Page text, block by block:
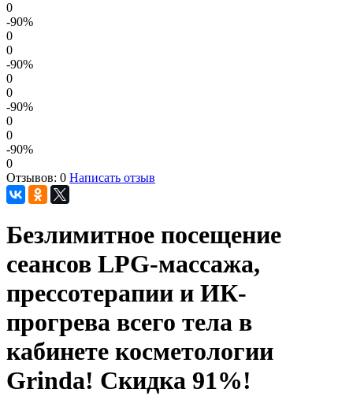
0
-90%
0
0
-90%
0
0
-90%
0
0
-90%
0
Отзывов: 0 Написать отзыв
Безлимитное посещение
сеансов LPG-массажа,
прессотерапии и ИК-
прогрева всего тела в
кабинете косметологии
Grinda! Скидка 91%!